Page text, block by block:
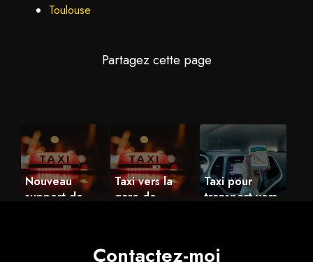
Toulouse
Nouveau
support de
Taxi vers la
gare de
Taxi pour
transport vers
Contactez-moi